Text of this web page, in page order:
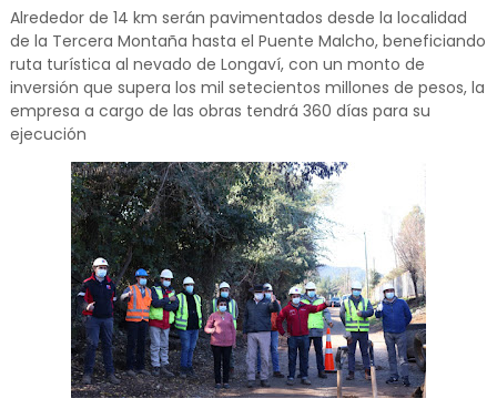
Alrededor de 14 km serán pavimentados desde la localidad
de la Tercera Montaña hasta el Puente Malcho, beneficiando
ruta turística al nevado de Longaví, con un monto de
inversión que supera los mil setecientos millones de pesos, la
empresa a cargo de las obras tendrá 360 días para su
ejecución